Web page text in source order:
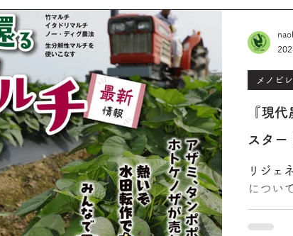
『現
スター
リジェ
につい
5月号か
メノビ